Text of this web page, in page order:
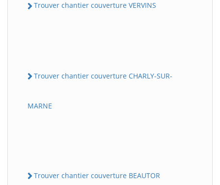
Trouver chantier couverture VERVINS
Trouver chantier couverture CHARLY-SUR-
MARNE
Trouver chantier couverture BEAUTOR